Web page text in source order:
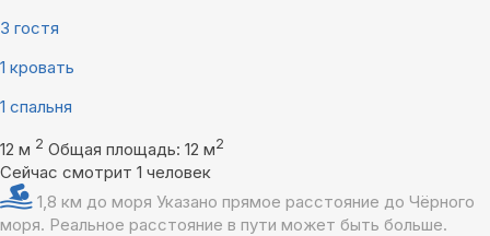
3 гостя
1 кровать
1 спальня
12 м 2 Общая площадь: 12 м2
Сейчас смотрит 1 человек
1,8 км до моря Указано прямое расстояние до Чёрного
моря. Реальное расстояние в пути может быть больше.